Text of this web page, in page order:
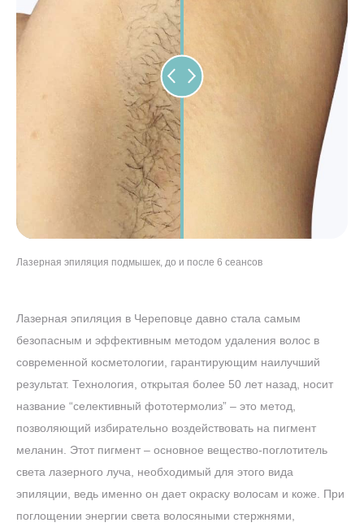
Лазерная эпиляция подмышек, до и после 6 сеансов
Лазерная эпиляция ног, до и после 8 сеансов
Лазерная эпиляция бикини, до и после 5 сеансов
Лазерная эпиляция лица, до и после 7 сеансов
Лазерная эпиляция в Череповце давно стала самым
безопасным и эффективным методом удаления волос в
современной косметологии, гарантирующим наилучший
результат. Технология, открытая более 50 лет назад, носит
название “селективный фототермолиз” – это метод,
позволяющий избирательно воздействовать на пигмент
меланин. Этот пигмент – основное вещество-поглотитель
света лазерного луча, необходимый для этого вида
эпиляции, ведь именно он дает окраску волосам и коже. При
поглощении энергии света волосяными стержнями,